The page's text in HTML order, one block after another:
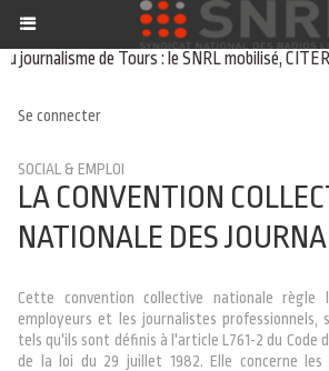
de Tours : le SNRL mobilisé,
Se connecter
SOCIAL & EMPLOI
LA CONVENTION
NATIONALE DES
Cette convention collective nationale règle
employeurs et les journalistes professionnels,
tels qu'ils sont définis à l'article L761-2 du Code
de la loi du 29 juillet 1982. Elle concerne les